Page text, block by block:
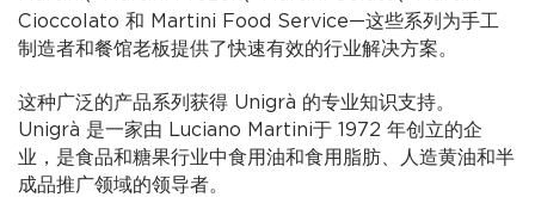
Cioccolato 和 Martini Food Service—这些系列为手工
制造者和餐馆老板提供了快速有效的行业解决方案。
这种广泛的产品系列获得 Unigrà 的专业知识支持。
Unigrà 是一家由 Luciano Martini于 1972 年创立的企
业，是食品和糖果行业中食用油和食用脂肪、人造黄油和半
成品推广领域的领导者。